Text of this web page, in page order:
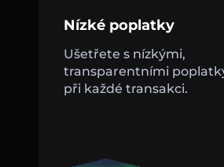
Nízké poplatky
Ušetřete s nízkými,
transparentními
při každé transakci.